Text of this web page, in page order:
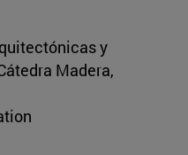
y
Madera,